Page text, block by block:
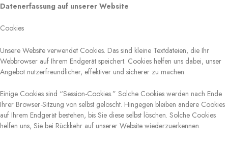
Datenerfassung auf unserer Website
Cookies
Unsere Website verwendet Cookies. Das sind kleine Textdateien, die Ihr
Webbrowser auf Ihrem Endgerät speichert. Cookies helfen uns dabei, unser
Angebot nutzerfreundlicher, effektiver und sicherer zu machen.
Einige Cookies sind “Session-Cookies.” Solche Cookies werden nach Ende
Ihrer Browser-Sitzung von selbst gelöscht. Hingegen bleiben andere Cookies
auf Ihrem Endgerät bestehen, bis Sie diese selbst löschen. Solche Cookies
helfen uns, Sie bei Rückkehr auf unserer Website wiederzuerkennen.